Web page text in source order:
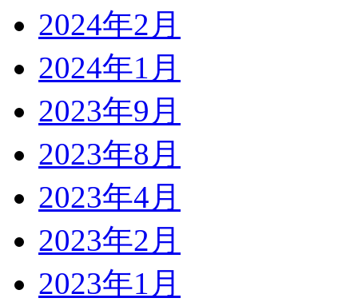
2024年2月
2024年1月
2023年9月
2023年8月
2023年4月
2023年2月
2023年1月